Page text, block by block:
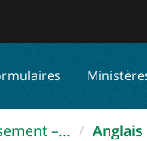
–... Anglais